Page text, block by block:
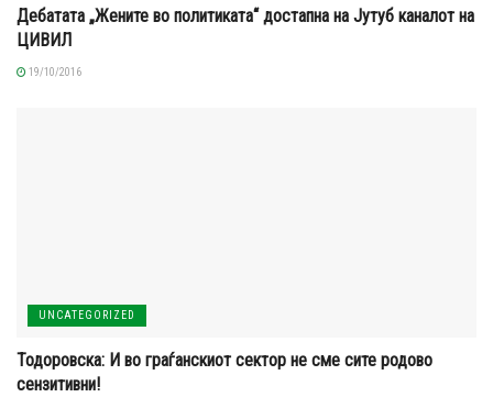
Дебатата „Жените во политиката“ достапна на Јутуб каналот на
ЦИВИЛ
19/10/2016
UNCATEGORIZED
Тодоровска: И во граѓанскиот сектор не сме сите родово
сензитивни!